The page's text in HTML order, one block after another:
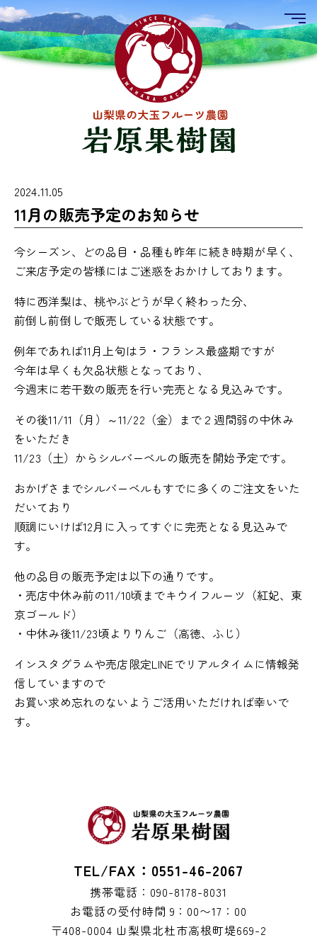
2024.11.05
11月の販売予定のお知らせ
今シーズン、どの品目・品種も昨年に続き時期が早く、
ご来店予定の皆様にはご迷惑をおかけしております。
特に西洋梨は、桃やぶどうが早く終わった分、
前倒し前倒しで販売している状態です。
例年であれば11月上旬はラ・フランス最盛期ですが
今年は早くも欠品状態となっており、
今週末に若干数の販売を行い完売となる見込みです。
その後11/11（月）～11/22（金）まで２週間弱の中休み
をいただき
11/23（土）からシルバーベルの販売を開始予定です。
おかげさまでシルバーベルもすでに多くのご注文をいた
だいており
順調にいけば12月に入ってすぐに完売となる見込みで
す。
他の品目の販売予定は以下の通りです。
・売店中休み前の11/10頃までキウイフルーツ（紅妃、東
京ゴールド）
・中休み後11/23頃よりりんご（高徳、ふじ）
インスタグラムや売店限定LINEでリアルタイムに情報発
信していますので
お買い求め忘れのないようご活用いただければ幸いで
す。
TEL/FAX：0551-46-2067
携帯電話：090-8178-8031
お電話の受付時間 9：00〜17：00
〒408-0004 山梨県北杜市高根町堤669-2